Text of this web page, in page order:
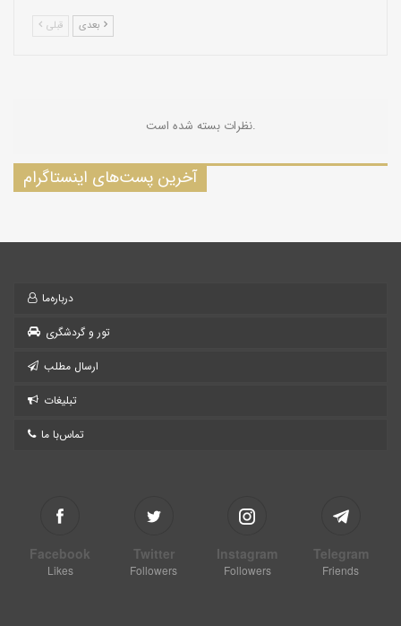
قبلی
نظرات بسته شده است.
آخرین پست‌های اینستاگرام
درباره‌ما
تور و گردشگری
ارسال مطلب
تبلیغات
تماس‌با ما
Facebook
Likes
Twitter
Followers
Instagram
Followers
Telegram
Friends